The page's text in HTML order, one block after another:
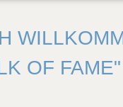
OF FAME"